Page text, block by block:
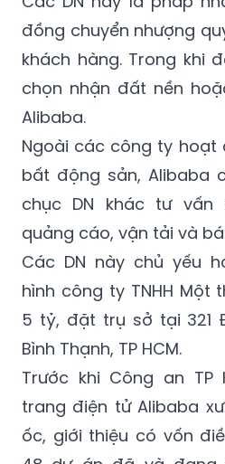
khách hàng. Trong khi
chọn nhận đất nền
Alibaba.
Ngoài các công ty hoạt
bất động sản, Alibaba
chục DN khác tư vấn
quảng cáo, vận tải và
Các DN này chủ yếu
hình công ty TNHH Một
5 tỷ, đặt trụ sở tại 321
Bình Thạnh, TP HCM.
Trước khi Công an TP
trang điện tử Alibaba
ốc, giới thiệu có vốn
48 dự án đã và đang
2.500 nhân viên...